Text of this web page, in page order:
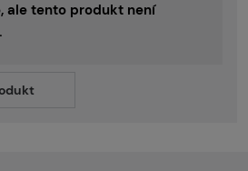
ale tento produkt není